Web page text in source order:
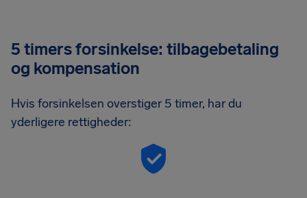
5 timers forsinkelse: tilbagebetaling
og kompensation
Hvis forsinkelsen overstiger 5 timer, har du
yderligere rettigheder: